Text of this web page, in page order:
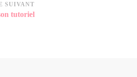
SUIVANT
tutoriel